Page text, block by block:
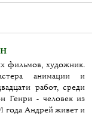
фильмов, художник.
анимации и
работ, среди
Генри - человек из
года Андрей живет и